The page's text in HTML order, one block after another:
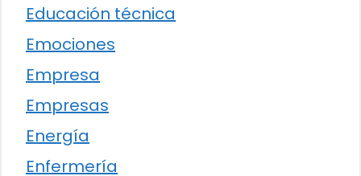
Educación técnica
Emociones
Empresa
Empresas
Energía
Enfermería